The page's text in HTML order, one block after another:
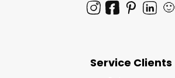
🙂
Service Clients